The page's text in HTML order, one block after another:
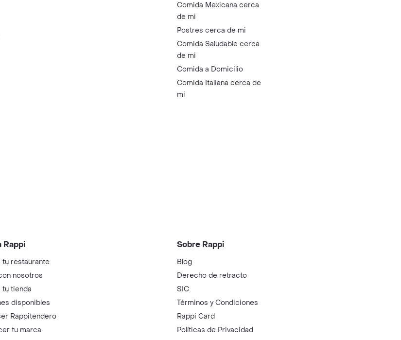
Comida Mexicana cerca
de mi
Postres cerca de mi
Comida Saludable cerca
de mi
Comida a Domicilio
Comida Italiana cerca de
mi
Rappi
tu restaurante
nosotros
tu tienda
disponibles
Rappitendero
tu marca
Sobre Rappi
Blog
Derecho de retracto
SIC
Términos y Condiciones
Rappi Card
Políticas de Privacidad